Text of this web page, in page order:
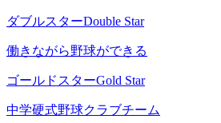
ダブルスターDouble Star
働きながら野球ができる
ゴールドスターGold Star
中学硬式野球クラブチーム